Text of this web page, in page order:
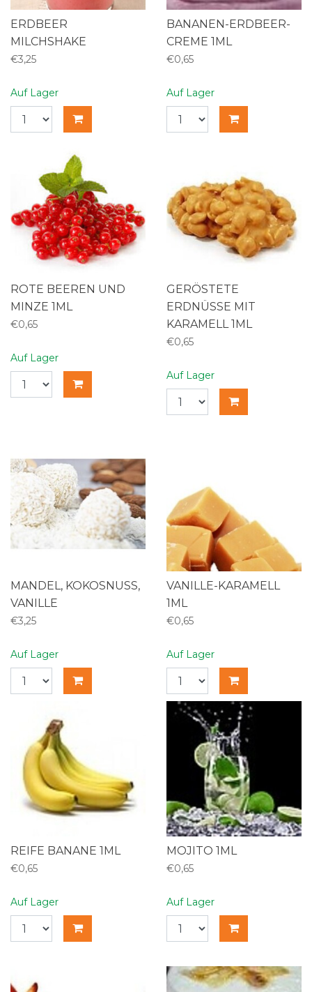
ERDBEER
MILCHSHAKE
€3,25
Auf Lager
BANANEN-ERDBEER-
CREME 1ML
€0,65
Auf Lager
ROTE BEEREN UND
MINZE 1ML
€0,65
Auf Lager
GERÖSTETE
ERDNÜSSE MIT
KARAMELL 1ML
€0,65
Auf Lager
MANDEL, KOKOSNUSS,
VANILLE
€3,25
Auf Lager
VANILLE-KARAMELL
1ML
€0,65
Auf Lager
REIFE BANANE 1ML
€0,65
Auf Lager
MOJITO 1ML
€0,65
Auf Lager